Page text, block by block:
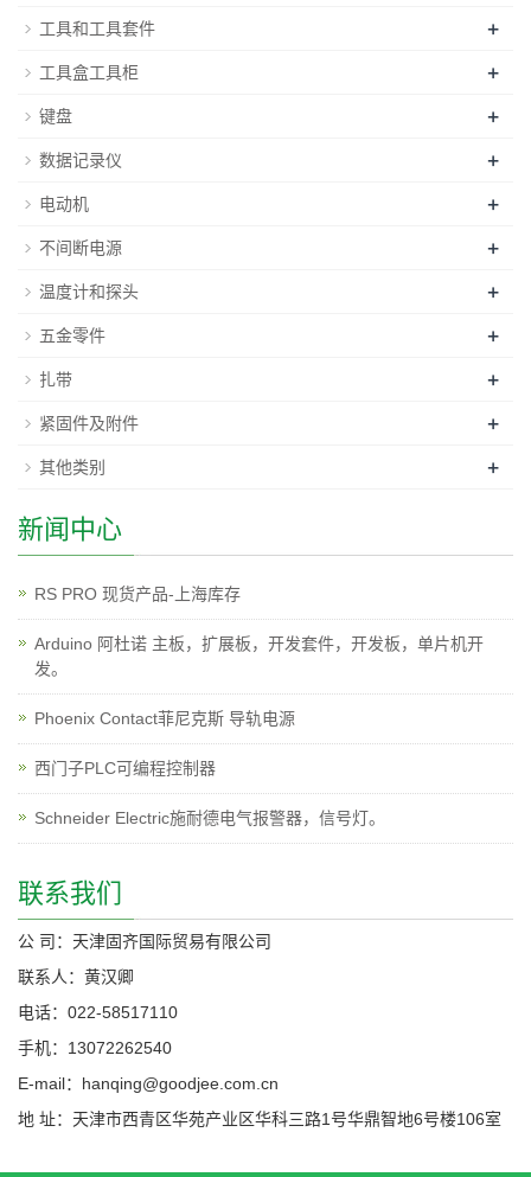
工具和工具套件 +
工具盒工具柜 +
键盘 +
数据记录仪 +
电动机 +
不间断电源 +
温度计和探头 +
五金零件 +
扎带 +
紧固件及附件 +
其他类别 +
新闻中心
RS PRO 现货产品-上海库存
Arduino 阿杜诺 主板，扩展板，开发套件，开发板，单片机开
发。
Phoenix Contact菲尼克斯 导轨电源
西门子PLC可编程控制器
Schneider Electric施耐德电气报警器，信号灯。
联系我们
公 司：天津固齐国际贸易有限公司
联系人：黄汉卿
电话：022-58517110
手机：13072262540
E-mail：hanqing@goodjee.com.cn
地 址：天津市西青区华苑产业区华科三路1号华鼎智地6号楼106室